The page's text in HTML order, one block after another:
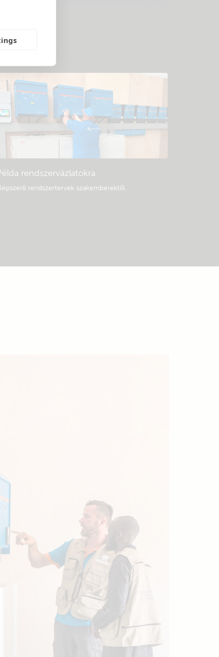
rendszervázlatokra
rendszertervek szakemberektől.